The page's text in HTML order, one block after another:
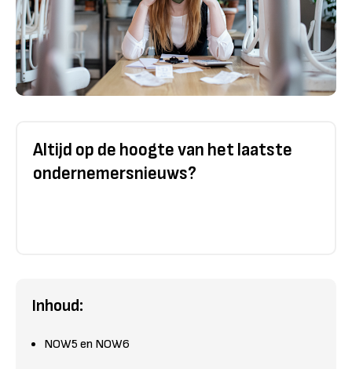
Altijd op de hoogte van het laatste
ondernemersnieuws?
Inhoud:
NOW5 en NOW6